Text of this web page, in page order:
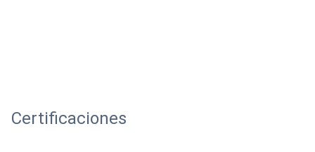
Certificaciones